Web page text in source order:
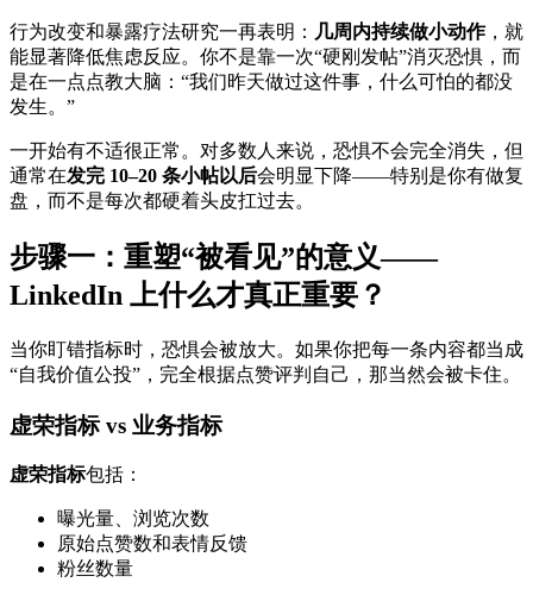
行为改变和暴露疗法研究一再表明： 几周内持续做小动作，就
能显著降低焦虑反应。你不是靠一次“硬刚发帖”消灭恐惧，而
是在一点点教大脑：“我们昨天做过这件事，什么可怕的都没
发生。”
一开始有不适很正常。对多数人来说，恐惧不会完全消失，但
通常在发完 10–20 条小帖以后会明显下降——特别是你有做复
盘，而不是每次都硬着头皮扛过去。
步骤一：重塑“被看见”的意义——
LinkedIn 上什么才真正重要？
当你盯错指标时，恐惧会被放大。如果你把每一条内容都当成
“自我价值公投”，完全根据点赞评判自己，那当然会被卡住。
虚荣指标 vs 业务指标
虚荣指标包括：
曝光量、浏览次数
原始点赞数和表情反馈
粉丝数量